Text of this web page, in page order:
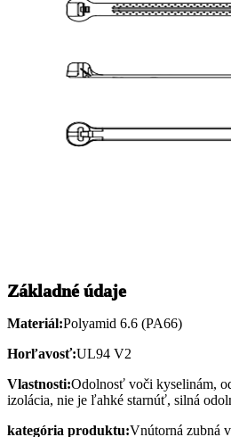
Základné údaje
Materiál:Polyamid 6.6 (PA66)
Horľavosť:UL94 V2
Vlastnosti:Odolnosť voči kyselinám,
izolácia, nie je ľahké starnúť, silná
kategória produktu:Vnútorná zubná